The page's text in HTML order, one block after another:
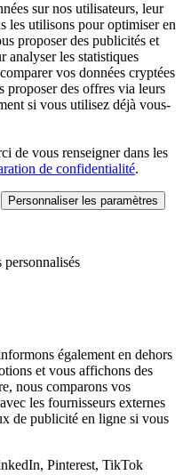
sur nos utilisateurs, leur
les utilisons pour optimiser en
proposer des publicités et
analyser les statistiques
vos données cryptées
proposer des offres via leurs
si vous utilisez déjà vous-
de vous renseigner dans les
de confidentialité.
Personnaliser les paramètres
personnalisés
également en dehors
et vous affichons des
nous comparons vos
les fournisseurs externes
de publicité en ligne si vous
Pinterest, TikTok